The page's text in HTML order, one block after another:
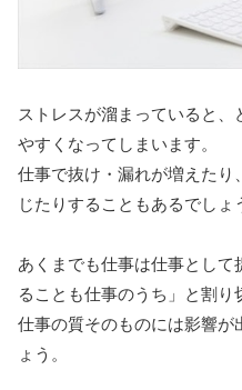
ストレスが溜まっていると
やすくなってしまいます。
仕事で抜け・漏れが増えた
じたりすることもあるでしょ
あくまでも仕事は仕事とし
ることも仕事のうち」と割り
仕事の質そのものには影響が
ょう。